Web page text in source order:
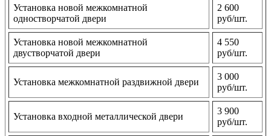
Установка новой межкомнатной
одностворчатой двери
2 600
руб/шт.
Установка новой межкомнатной
двустворчатой двери
4 550
руб/шт.
Установка межкомнатной раздвижной двери
3 000
руб/шт.
Установка входной металлической двери
3 900
руб/шт.